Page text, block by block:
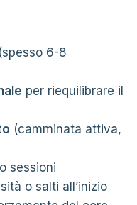
(spesso 6-8
per riequilibrare il
(camminata attiva,
sessioni
o salti all’inizio